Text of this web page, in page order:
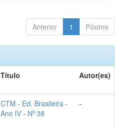
Anterior 1 Póximo
Título Autor(es)
CTM - Ed. Brasileira -
Ano IV - Nº 38
-